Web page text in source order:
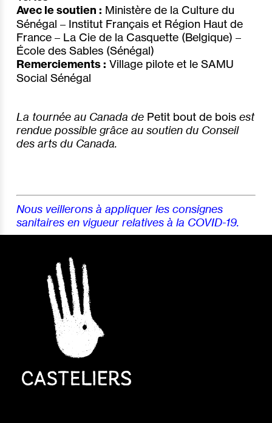
Avec le soutien : Ministère de la Culture du
Sénégal – Institut Français et Région Haut de
France – La Cie de la Casquette (Belgique) –
École des Sables (Sénégal)
Remerciements : Village pilote et le SAMU
Social Sénégal
La tournée au Canada de Petit bout de bois est
rendue possible grâce au soutien du Conseil
des arts du Canada.
Nous veillerons à appliquer les consignes
sanitaires en vigueur relatives à la COVID-19.